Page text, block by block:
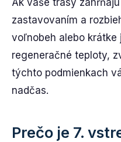
Ak vaše trasy
zastavovaním a
voľnobeh alebo krátke
regeneračné teploty,
týchto podmienkach
nadčas.
Prečo je 7.